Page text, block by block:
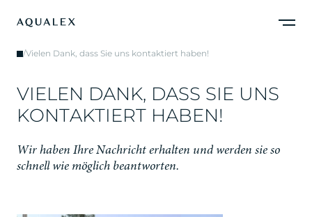
/Vielen Dank, dass Sie uns kontaktiert haben!
VIELEN DANK, DASS SIE UNS
KONTAKTIERT HABEN!
Wir haben Ihre Nachricht erhalten und werden sie so
schnell wie möglich beantworten.